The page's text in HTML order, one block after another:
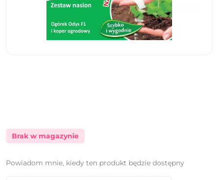
Brak w magazynie
Powiadom mnie, kiedy ten produkt będzie dostępny